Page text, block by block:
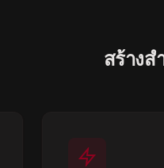
สร้างส